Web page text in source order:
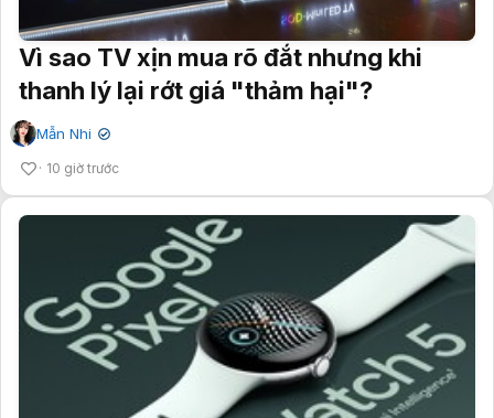
Vì sao TV xịn mua rõ đắt nhưng khi
thanh lý lại rớt giá "thảm hại"?
Mẫn Nhi ✔
10 giờ trước